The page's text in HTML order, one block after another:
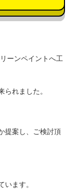
ーンペイントへ工
れました。
提案し、ご検討頂
ます。